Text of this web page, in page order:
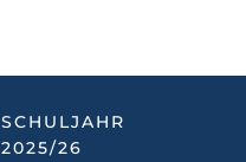
SCHULJAHR
2025/26